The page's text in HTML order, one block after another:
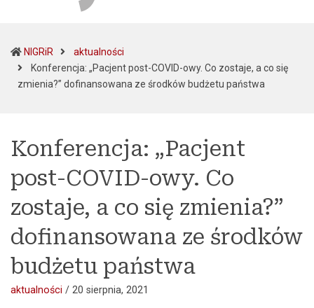
NIGRiR
aktualności
Konferencja: „Pacjent post-COVID-owy. Co zostaje, a co się
zmienia?” dofinansowana ze środków budżetu państwa
Konferencja: „Pacjent
post-COVID-owy. Co
zostaje, a co się zmienia?”
dofinansowana ze środków
budżetu państwa
aktualności / 20 sierpnia, 2021